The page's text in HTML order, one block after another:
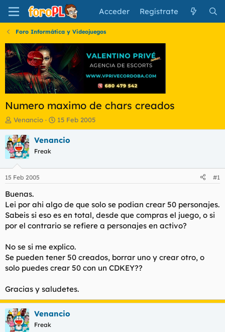
Acceder Regístrate
Foro Informática y Videojuegos
Numero maximo de chars creados
I
n
i
c
i
a
d
o
r
d
e
l
t
m
a
Venancio
F
e
c
i
c
i
o
15 Feb 2005
Venancio
Freak
15 Feb 2005 #1
Buenas.
Lei por ahi algo de que solo se podian crear 50 personajes.
Sabeis si eso es en total, desde que compras el juego, o si
por el contrario se refiere a personajes en activo?
No se si me explico.
Se pueden tener 50 creados, borrar uno y crear otro, o
solo puedes crear 50 con un CDKEY??
Gracias y saludetes.
Venancio
Freak